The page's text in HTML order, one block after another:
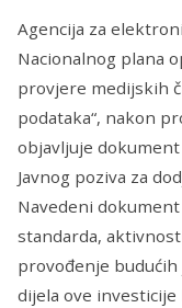
Agencija za
Nacionalnog plana
provjere medijskih
podataka“, nakon
objavljuje
Javnog poziva za
Navedeni
standarda,
provođenje
dijela ove